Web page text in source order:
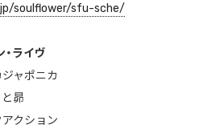
soulflower/sfu-sche/
ライヴ
ジャポニカ
と昴
アクション